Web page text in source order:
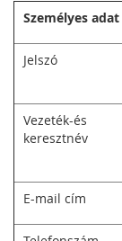
Személyes adat
Jelszó
Vezeték-és
keresztnév
E-mail cím